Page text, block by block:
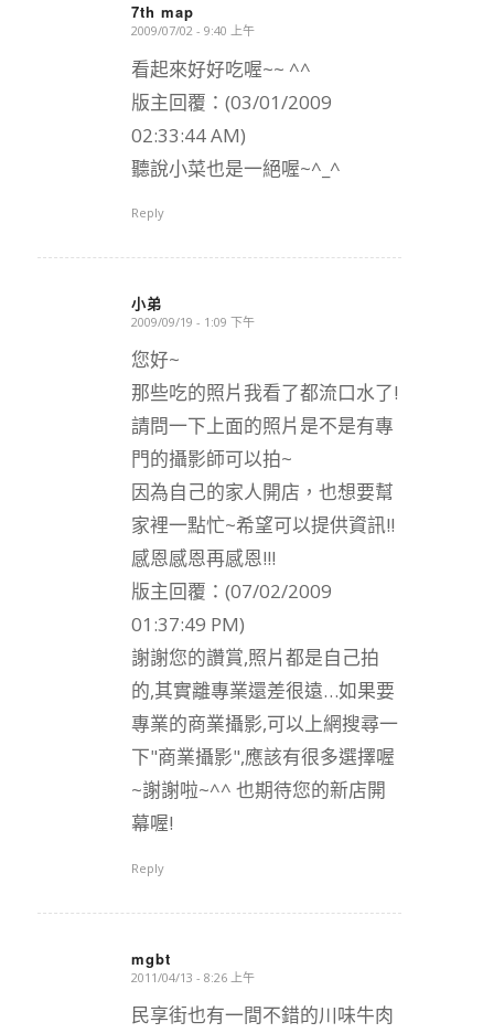
7th map
says:
2009/07/02 - 9:40 上午
看起來好好吃喔~~ ^^
版主回覆：(03/01/2009
02:33:44 AM)
聽說小菜也是一絕喔~^_^
Reply
小弟
says:
2009/09/19 - 1:09 下午
您好~
那些吃的照片我看了都流口水了!
請問一下上面的照片是不是有專
門的攝影師可以拍~
因為自己的家人開店，也想要幫
家裡一點忙~希望可以提供資訊!!
感恩感恩再感恩!!!
版主回覆：(07/02/2009
01:37:49 PM)
謝謝您的讚賞,照片都是自己拍
的,其實離專業還差很遠…如果要
專業的商業攝影,可以上網搜尋一
下"商業攝影",應該有很多選擇喔
~謝謝啦~^^ 也期待您的新店開
幕喔!
Reply
mgbt
says:
2011/04/13 - 8:26 上午
民享街也有一間不錯的川味牛肉